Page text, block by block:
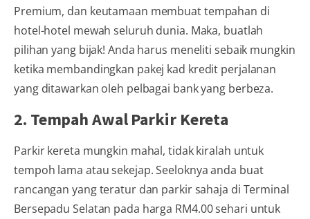
Premium, dan keutamaan membuat tempahan di
hotel-hotel mewah seluruh dunia. Maka, buatlah
pilihan yang bijak! Anda harus meneliti sebaik mungkin
ketika membandingkan pakej kad kredit perjalanan
yang ditawarkan oleh pelbagai bank yang berbeza.
2. Tempah Awal Parkir Kereta
Parkir kereta mungkin mahal, tidak kiralah untuk
tempoh lama atau sekejap. Seeloknya anda buat
rancangan yang teratur dan parkir sahaja di Terminal
Bersepadu Selatan pada harga RM4.00 sehari untuk